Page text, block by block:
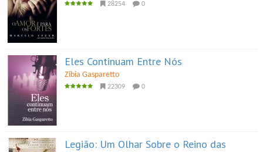
28254 0
Eles Continuam Entre Nós
Zibia Gasparetto
22309 0
Legião: Um Olhar Sobre o Reino das